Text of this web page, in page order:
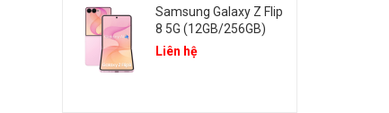
Samsung Galaxy Z Flip
8 5G (12GB/256GB)
Liên hệ